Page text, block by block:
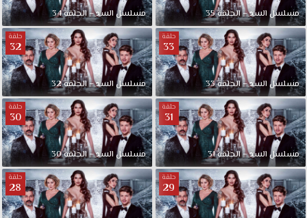
مسلسل السد – الحلقة 35 مسلسل السد – الحلقة 34
حلقة
33
مسلسل السد – الحلقة 33
حلقة
32
مسلسل السد – الحلقة 32
حلقة
31
مسلسل السد – الحلقة 31
حلقة
30
مسلسل السد – الحلقة 30
حلقة
29
حلقة
28